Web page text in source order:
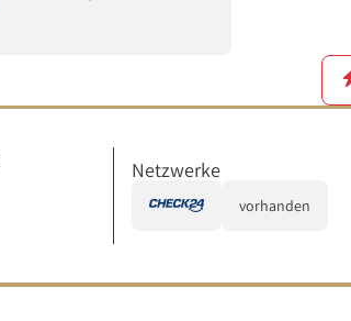
Netzwerke
vorhanden